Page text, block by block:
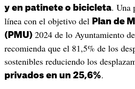
y en patinete o bicicleta. Una
línea con el objetivo del Plan de
(PMU)2024 de lo Ayuntamiento
recomienda que el 81,5% de los
sostenibles reduciendo los
privados en un 25,6%.